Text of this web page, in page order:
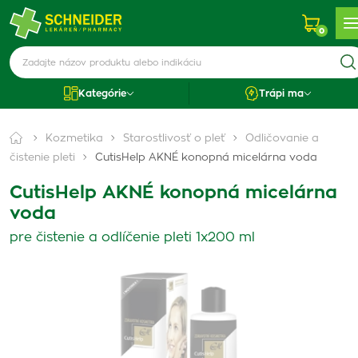
0
Kategórie Trápi ma
Kozmetika Starostlivosť o pleť
Odličovanie a
čistenie pleti
CutisHelp AKNÉ konopná micelárna voda
CutisHelp AKNÉ konopná micelárna
voda
pre čistenie a odlíčenie pleti 1x200 ml